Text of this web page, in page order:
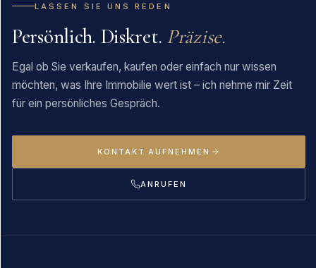
LASSEN SIE UNS REDEN
Persönlich. Diskret. Präzise.
Egal ob Sie verkaufen, kaufen oder einfach nur wissen
möchten, was Ihre Immobilie wert ist – ich nehme mir Zeit
für ein persönliches Gespräch.
KONTAKT AUFNEHMEN
ANRUFEN